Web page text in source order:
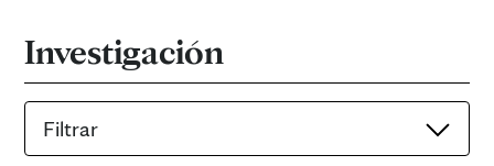
Investigación
Filtrar